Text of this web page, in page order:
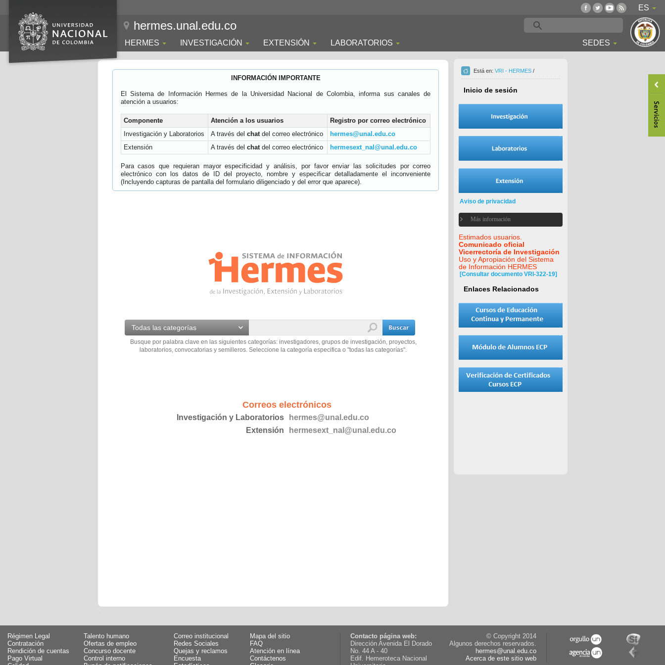
ES
hermes.unal.edu.co
HERMES INVESTIGACIÓN EXTENSIÓN LABORATORIOS SEDES
INFORMACIÓN IMPORTANTE
El Sistema de Información Hermes de la Universidad Nacional de Colombia, informa sus canales de
atención a usuarios:
Componente Atención a los usuarios
Registro por correo electrónico
Investigación y Laboratorios
A través del chatdel correo electrónico
hermes@unal.edu.co
Extensión
A través del chatdel correo electrónico hermesext_nal@unal.edu.co
Para casos que requieran mayor especificidad y análisis, por favor enviar las solicitudes por correo
electrónico con los datos de ID del proyecto, nombre y especificar detalladamente el inconveniente
(Incluyendo capturas de pantalla del formulario diligenciado y del error que aparece).
Todas las categorías
Busque por palabra clave en las siguientes categorías: investigadores, grupos de investigación, proyectos,
laboratorios, convocatorias y semilleros. Seleccione la categoría especifica o "todas las categorías".
Correos electrónicos
Investigación y Laboratorios
hermes@unal.edu.co
Extensión
hermesext_nal@unal.edu.co
Está en: VRI - HERMES /
Inicio de sesión
Aviso de privacidad
Más información
Estimados usuarios.
Comunicado oficial
Vicerrectoría de Investigación
Uso y Apropiación del Sistema
de Información HERMES
[Consultar documento VRI-322-19]
Enlaces Relacionados
Régimen Legal
Talento humano
Contratación
Ofertas de empleo
Rendición de cuentas
Concurso docente
Pago Virtual
Control interno
Correo institucional
Mapa del sitio
Redes Sociales
FAQ
Quejas y reclamos
Atención en línea
Encuesta
Contáctenos
Contacto página web:
Dirección Avenida El Dorado
No. 44 A - 40
Edif. Hemeroteca Nacional
© Copyright 2014
Algunos derechos reservados.
hermes@unal.edu.co
Acerca de este sitio web